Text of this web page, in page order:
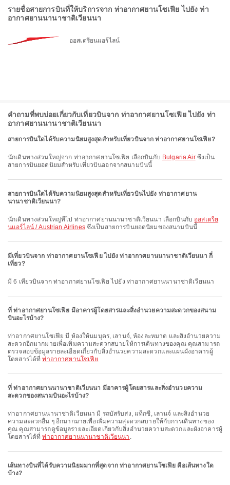
รายชื่อสายการบินที่ให้บริการจาก ท่าอากาศยานโซเฟีย ไปยัง ท่า
อากาศยานนานาชาติเวียนนา
ออสเตรียนแอร์ไลน์
คำถามที่พบบ่อยเกี่ยวกับเที่ยวบินจาก ท่าอากาศยานโซเฟีย ไปยัง ท่า
อากาศยานนานาชาติเวียนนา
สายการบินใดได้รับความนิยมสูงสุดสำหรับเที่ยวบินจาก ท่าอากาศยานโซเฟีย?
นักเดินทางส่วนใหญ่จาก ท่าอากาศยานโซเฟีย เลือกบินกับ Bulgaria Airซึ่งเป็น
สายการบินยอดนิยมสำหรับเที่ยวบินออกจากสนามบินนี้
สายการบินใดได้รับความนิยมสูงสุดสำหรับเที่ยวบินไปยัง ท่าอากาศยาน
นานาชาติเวียนนา?
นักเดินทางส่วนใหญ่ที่ไป ท่าอากาศยานนานาชาติเวียนนา เลือกบินกับ ออสเตรีย
นแอร์ไลน์ / Austrian Airlinesซึ่งเป็นสายการบินยอดนิยมของสนามบินนี้
มีเที่ยวบินจาก ท่าอากาศยานโซเฟีย ไปยัง ท่าอากาศยานนานาชาติเวียนนา กี่
เที่ยว?
มี 6 เที่ยวบินจาก ท่าอากาศยานโซเฟีย ไปยัง ท่าอากาศยานนานาชาติเวียนนา
ที่ ท่าอากาศยานโซเฟีย มีอาคารผู้โดยสารและสิ่งอำนวยความสะดวกของสนาม
บินอะไรบ้าง?
ท่าอากาศยานโซเฟีย มี ห้องให้นมบุตร, เลานจ์, ห้องละหมาด และสิ่งอำนวยความ
สะดวกอีกมากมายเพื่อเพิ่มความสะดวกสบายให้การเดินทางของคุณ คุณสามารถ
ตรวจสอบข้อมูลรายละเอียดเกี่ยวกับสิ่งอำนวยความสะดวกและแผนผังอาคารผู้
โดยสารได้ที่ท่าอากาศยานโซเฟีย
ที่ ท่าอากาศยานนานาชาติเวียนนา มีอาคารผู้โดยสารและสิ่งอำนวยความ
สะดวกของสนามบินอะไรบ้าง?
ท่าอากาศยานนานาชาติเวียนนา มี รถบัสรับส่ง, แท็กซี่, เลานจ์ และสิ่งอำนวย
ความสะดวกอื่น ๆ อีกมากมายเพื่อเพิ่มความสะดวกสบายให้กับการเดินทางของ
คุณ คุณสามารถดูข้อมูลรายละเอียดเกี่ยวกับสิ่งอำนวยความสะดวกและผังอาคารผู้
โดยสารได้ที่ท่าอากาศยานนานาชาติเวียนนา .
เส้นทางบินที่ได้รับความนิยมมากที่สุดจาก ท่าอากาศยานโซเฟีย คือเส้นทางใด
บ้าง?